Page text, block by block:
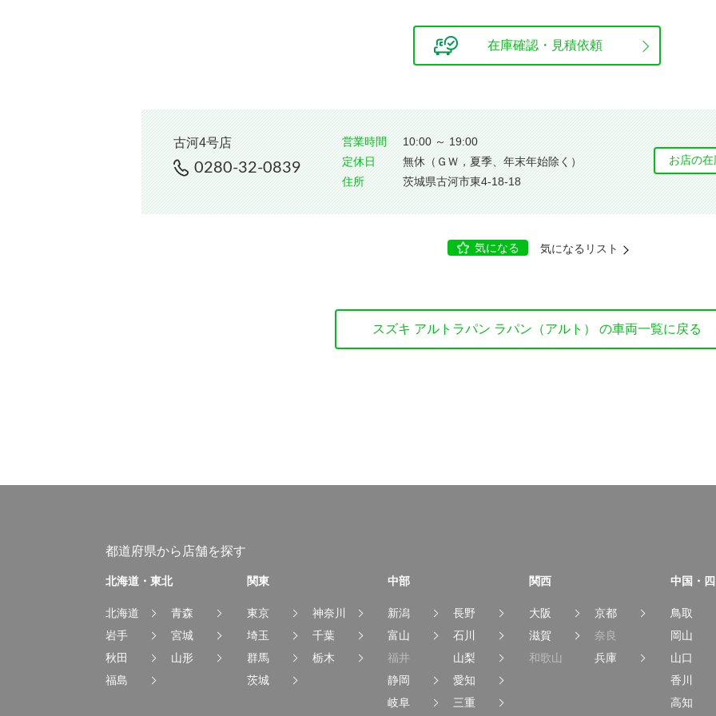
在庫確認・見積依頼
古河4号店
0280-32-0839
営業時間
10:00 ～ 19:00
定休⽇
無休（ＧＷ，夏季、年末年始除く）
住所
茨城県古河市東4-18-18
お店の
気になる 気になるリスト
スズキ アルトラパン ラパン（アルト） の車両一覧に戻る
都道府県から店舗を探す
北海道・東北
北海道
青森
岩手
宮城
秋田
山形
福島
関東
東京
神奈川
埼玉
千葉
群馬
栃木
茨城
中部
新潟
長野
富山
石川
福井
山梨
静岡
愛知
岐阜
三重
関西
大阪
京都
滋賀
奈良
和歌山
兵庫
中国・四
鳥取
岡山
山口
香川
高知